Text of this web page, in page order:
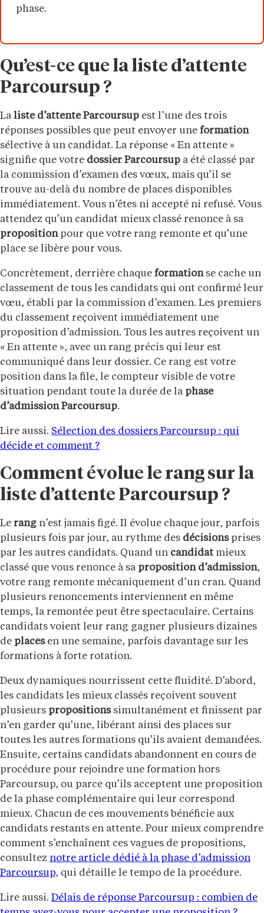
phase.
Qu’est-ce que la liste d’attente
Parcoursup ?
La liste d’attente Parcoursup est l’une des trois
réponses possibles que peut envoyer une formation
sélective à un candidat. La réponse « En attente »
signifie que votre dossier Parcoursup a été classé par
la commission d’examen des vœux, mais qu’il se
trouve au-delà du nombre de places disponibles
immédiatement. Vous n’êtes ni accepté ni refusé. Vous
attendez qu’un candidat mieux classé renonce à sa
propositionpour que votre rang remonte et qu’une
place se libère pour vous.
Concrètement, derrière chaque formationse cache un
classement de tous les candidats qui ont confirmé leur
vœu, établi par la commission d’examen. Les premiers
du classement reçoivent immédiatement une
proposition d’admission. Tous les autres reçoivent un
« En attente », avec un rang précis qui leur est
communiqué dans leur dossier. Ce rang est votre
position dans la file, le compteur visible de votre
situation pendant toute la durée de la phase
d’admission Parcoursup.
Lire aussi. Sélection des dossiers Parcoursup : qui
décide et comment ?
Comment évolue le rang sur la
liste d’attente Parcoursup ?
Le rang n’est jamais figé. Il évolue chaque jour, parfois
plusieurs fois par jour, au rythme des décisionsprises
par les autres candidats. Quand un candidatmieux
classé que vous renonce à sa proposition d’admission,
votre rang remonte mécaniquement d’un cran. Quand
plusieurs renoncements interviennent en même
temps, la remontée peut être spectaculaire. Certains
candidats voient leur rang gagner plusieurs dizaines
de placesen une semaine, parfois davantage sur les
formations à forte rotation.
Deux dynamiques nourrissent cette fluidité. D’abord,
les candidats les mieux classés reçoivent souvent
plusieurs propositionssimultanément et finissent par
n’en garder qu’une, libérant ainsi des places sur
toutes les autres formations qu’ils avaient demandées.
Ensuite, certains candidats abandonnent en cours de
procédure pour rejoindre une formation hors
Parcoursup, ou parce qu’ils acceptent une proposition
de la phase complémentaire qui leur correspond
mieux. Chacun de ces mouvements bénéficie aux
candidats restants en attente. Pour mieux comprendre
comment s’enchaînent ces vagues de propositions,
consultez notre article dédié à la phase d’admission
Parcoursup, qui détaille le tempo de la procédure.
Lire aussi. Délais de réponse Parcoursup : combien de